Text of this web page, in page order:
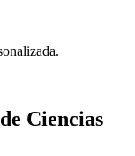
Ciencias